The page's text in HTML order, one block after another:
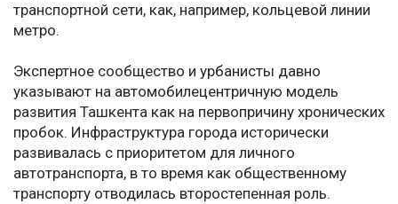
транспортной сети, как, например, кольцевой линии
метро.
Экспертное сообщество и урбанисты давно
указывают на автомобилецентричную модель
развития Ташкента как на первопричину хронических
пробок. Инфраструктура города исторически
развивалась с приоритетом для личного
автотранспорта, в то время как общественному
транспорту отводилась второстепенная роль.